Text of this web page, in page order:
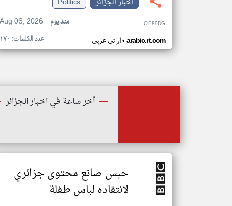
Aug 06, 2026
منذ يوم OP89DG
ار تي عربي• arabic.rt.com عدد الكلمات: ١٧٠
أخر ساعة في اخبار الجزائر
حبس صانع محتوى جزائري
لانتقاده لباس طفلة